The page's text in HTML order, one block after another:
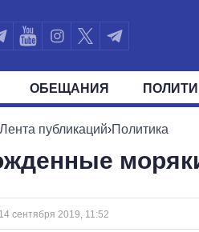
ОБЕЩАНИЯ
ВСЕ ПОЛИТИКИ ПРЕЗИДЕНТ И
Лента публикаций›Политика
14 сентября 2019, 11:52